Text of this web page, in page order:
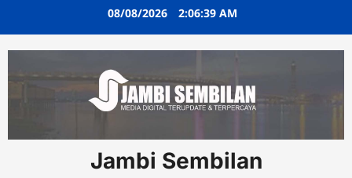
08/08/2026 2:06:40 AM
Jambi Sembilan